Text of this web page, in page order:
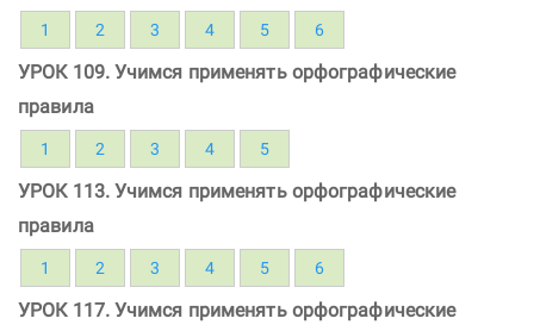
1 2 3 4 5 6
УРОК 109. Учимся применять орфографические
правила
1 2 3 4 5
УРОК 113. Учимся применять орфографические
правила
1 2 3 4 5 6
УРОК 117. Учимся применять орфографические